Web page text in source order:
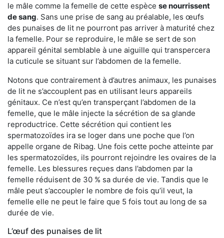
le mâle comme la femelle de cette espèce se nourrissent
de sang. Sans une prise de sang au préalable, les œufs
des punaises de lit ne pourront pas arriver à maturité chez
la femelle. Pour se reproduire, le mâle se sert de son
appareil génital semblable à une aiguille qui transpercera
la cuticule se situant sur l’abdomen de la femelle.
Notons que contrairement à d’autres animaux, les punaises
de lit ne s’accouplent pas en utilisant leurs appareils
génitaux. Ce n’est qu’en transperçant l’abdomen de la
femelle, que le mâle injecte la sécrétion de sa glande
reproductrice. Cette sécrétion qui contient les
spermatozoïdes ira se loger dans une poche que l’on
appelle organe de Ribag. Une fois cette poche atteinte par
les spermatozoïdes, ils pourront rejoindre les ovaires de la
femelle. Les blessures reçues dans l’abdomen par la
femelle réduisent de 30 % sa durée de vie. Tandis que le
mâle peut s’accoupler le nombre de fois qu’il veut, la
femelle elle ne peut le faire que 5 fois tout au long de sa
durée de vie.
L’œuf des punaises de lit